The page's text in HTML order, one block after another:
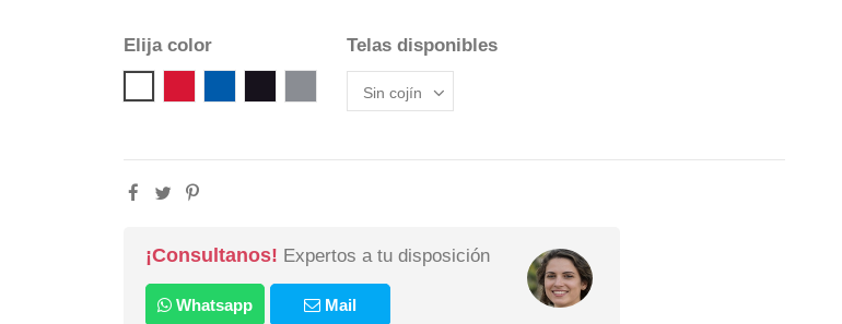
Elija color
14 PEARL GREY
Telas disponibles
¡Consultanos! Expertos a tu disposición
Whatsapp Mail